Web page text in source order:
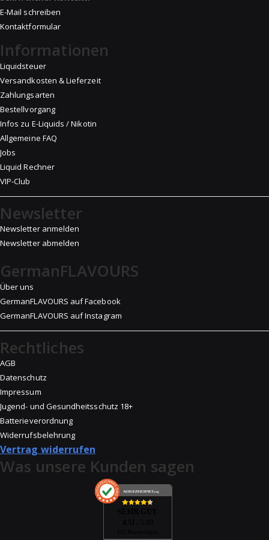
E-Mail schreiben
Kontaktformular
Informationen
Liquidsteuer
Versandkosten & Lieferzeit
Zahlungsarten
Bestellvorgang
Infos zu E-Liquids / Nikotin
Allgemeine FAQ
Jobs
Liquid Rechner
VIP-Club
Newsletter
Newsletter anmelden
Newsletter abmelden
GermanFLAVOURS
Über uns
GermanFLAVOURS auf Facebook
GermanFLAVOURS auf Instagram
Rechtliches
AGB
Datenschutz
Impressum
Jugend- und Gesundheitsschutz 18+
Batterieverordnung
Widerrufsbelehrung
Vertrag widerrufen
Was unsere Kunden sagen
AUSGEZEICHNET.org